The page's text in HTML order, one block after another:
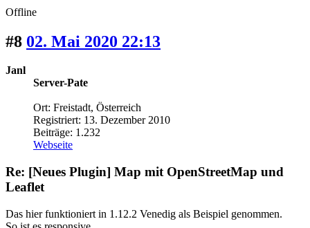
Offline
#8 02. Mai 2020 22:13
Janl
Server-Pate
Ort: Freistadt, Österreich
Registriert: 13. Dezember 2010
Beiträge: 1.232
Webseite
Re: [Neues Plugin] Map mit OpenStreetMap und
Leaflet
Das hier funktioniert in 1.12.2 Venedig als Beispiel genommen.